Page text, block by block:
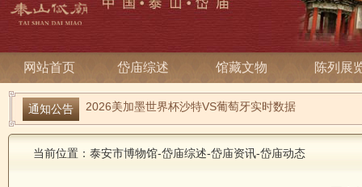
网站首页 岱庙综述 馆藏文物 陈列展
通知公告
2026美加墨世界杯沙特VS葡萄牙实时数据
2026世界杯克罗地亚VS澳大利亚波胆_世界杯克罗地亚
当前位置： 泰安市博物馆-岱庙综述-岱庙资讯-岱庙动态